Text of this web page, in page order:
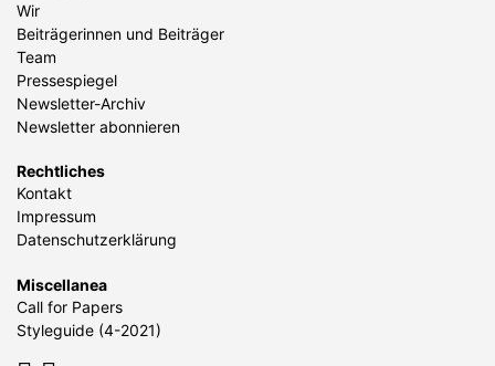
Wir
Beiträgerinnen und Beiträger
Team
Pressespiegel
Newsletter-Archiv
Newsletter abonnieren
Rechtliches
Kontakt
Impressum
Datenschutzerklärung
Miscellanea
Call for Papers
Styleguide (4-2021)